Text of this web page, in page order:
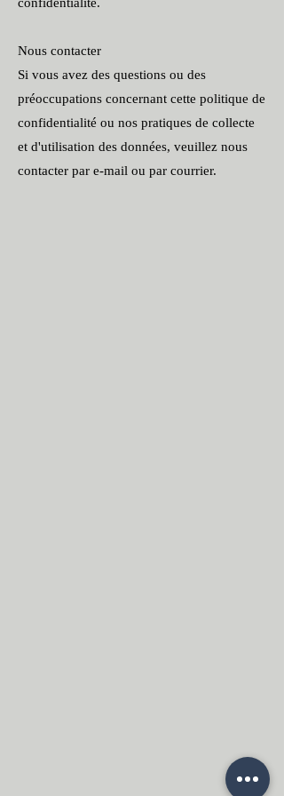
Nous contacter
Si vous avez des questions ou des
préoccupations concernant cette politique de
confidentialité ou nos pratiques de collecte
et d'utilisation des données, veuillez nous
contacter par e-mail ou par courrier.